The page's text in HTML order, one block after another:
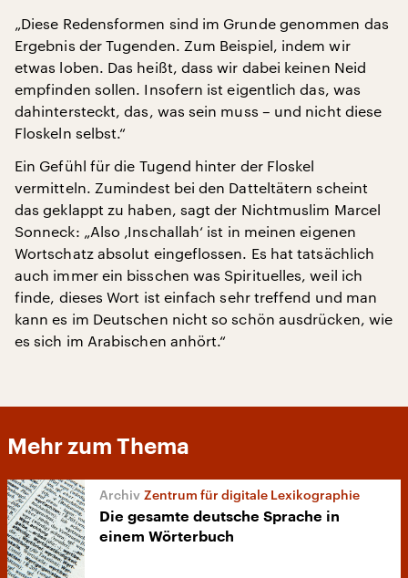
„Diese Redensformen sind im Grunde genommen das
Ergebnis der Tugenden. Zum Beispiel, indem wir
etwas loben. Das heißt, dass wir dabei keinen Neid
empfinden sollen. Insofern ist eigentlich das, was
dahintersteckt, das, was sein muss – und nicht diese
Floskeln selbst.“
Ein Gefühl für die Tugend hinter der Floskel
vermitteln. Zumindest bei den Datteltätern scheint
das geklappt zu haben, sagt der Nichtmuslim Marcel
Sonneck: „Also ‚Inschallah‘ ist in meinen eigenen
Wortschatz absolut eingeflossen. Es hat tatsächlich
auch immer ein bisschen was Spirituelles, weil ich
finde, dieses Wort ist einfach sehr treffend und man
kann es im Deutschen nicht so schön ausdrücken, wie
es sich im Arabischen anhört.“
Mehr zum Thema
Zentrum für digitale Lexikographie
Die gesamte deutsche Sprache in
einem Wörterbuch